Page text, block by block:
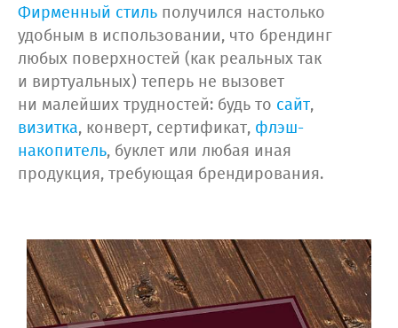
Фирменный стиль получился настолько
удобным в использовании, что брендинг
любых поверхностей (как реальных так
и виртуальных) теперь не вызовет
ни малейших трудностей: будь то сайт,
визитка, конверт, сертификат, флэш-
накопитель, буклет или любая иная
продукция, требующая брендирования.